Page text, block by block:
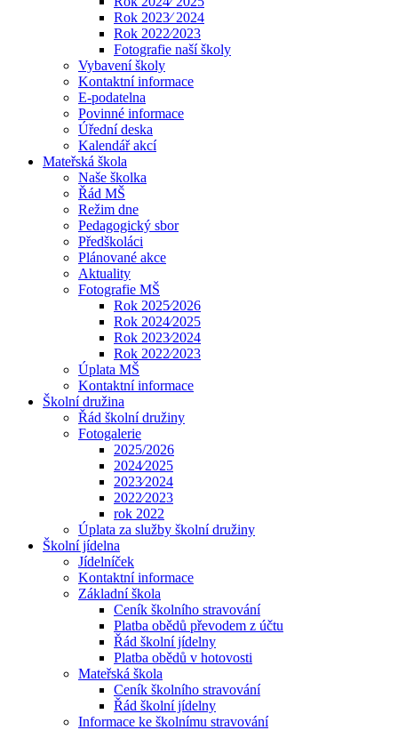
Rok 2023⁄ 2024
Rok 2022⁄2023
Fotografie naší školy
Vybavení školy
Kontaktní informace
E-podatelna
Povinné informace
Úřední deska
Kalendář akcí
Mateřská škola
Naše školka
Řád MŠ
Režim dne
Pedagogický sbor
Předškoláci
Plánované akce
Aktuality
Fotografie MŠ
Rok 2025⁄2026
Rok 2024⁄2025
Rok 2023⁄2024
Rok 2022⁄2023
Úplata MŠ
Kontaktní informace
Školní družina
Řád školní družiny
Fotogalerie
2025/2026
2024⁄2025
2023⁄2024
2022⁄2023
rok 2022
Úplata za služby školní družiny
Školní jídelna
Jídelníček
Kontaktní informace
Základní škola
Ceník školního stravování
Platba obědů převodem z účtu
Řád školní jídelny
Platba obědů v hotovosti
Mateřská škola
Ceník školního stravování
Řád školní jídelny
Informace ke školnímu stravování